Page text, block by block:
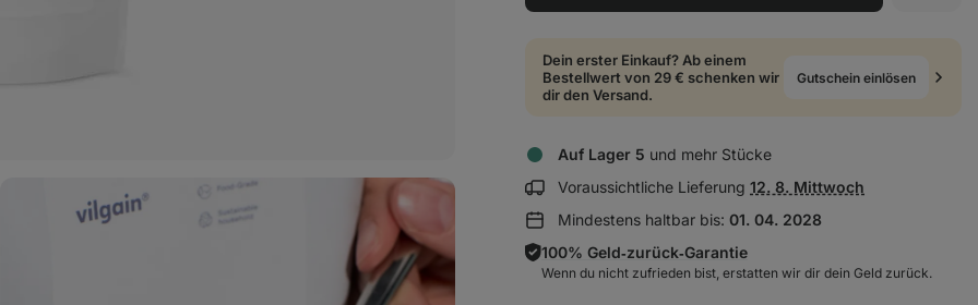
Dein erster Einkauf? Ab einem
Bestellwert von 29 € schenken wir
dir den Versand.
Gutschein einlösen
Auf Lager 5 und mehr Stücke
Voraussichtliche Lieferung Lieferinformationen
12. 8. Mittwoch
Mindestens haltbar bis: 01. 04. 2028
100% Geld‑zurück‑Garantie
Wenn du nicht zufrieden bist, erstatten wir dir dein Geld zurück.